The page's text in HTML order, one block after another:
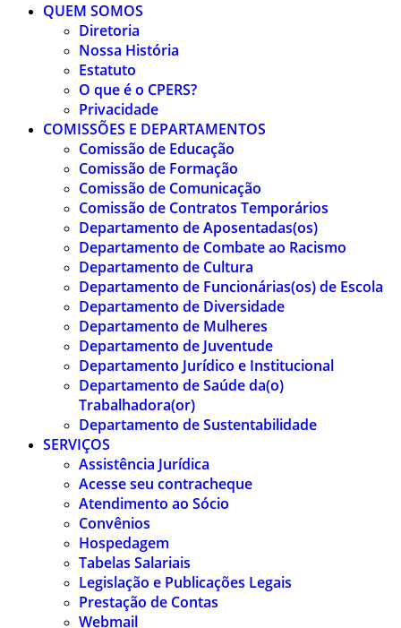
QUEM SOMOS
Diretoria
Nossa História
Estatuto
O que é o CPERS?
Privacidade
COMISSÕES E DEPARTAMENTOS
Comissão de Educação
Comissão de Formação
Comissão de Comunicação
Comissão de Contratos Temporários
Departamento de Aposentadas(os)
Departamento de Combate ao Racismo
Departamento de Cultura
Departamento de Funcionárias(os) de Escola
Departamento de Diversidade
Departamento de Mulheres
Departamento de Juventude
Departamento Jurídico e Institucional
Departamento de Saúde da(o)
Trabalhadora(or)
Departamento de Sustentabilidade
SERVIÇOS
Assistência Jurídica
Acesse seu contracheque
Atendimento ao Sócio
Convênios
Hospedagem
Tabelas Salariais
Legislação e Publicações Legais
Prestação de Contas
Webmail